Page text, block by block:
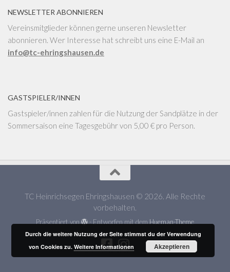
NEWSLETTER ABONNIEREN
Vereinsmitglieder können gerne unseren Newsletter
abonnieren. Wer Interesse hat schreibt uns eine E-Mail an
info@tc-ehringshausen.de
GASTSPIELER/INNEN
Gastspieler/innen zahlen für die Nutzung der Sandplätze in der
Sommersaison eine Tagesgebühr von 5,00 € pro Person.
TC Heinrichsegen Ehringshausen © 2026. Alle Rechte
vorbehalten.
Präsentiert von - Entworfen mit demHueman-Theme
Durch die weitere Nutzung der Seite stimmst du der Verwendung
von Cookies zu.Weitere Informationen Akzeptieren